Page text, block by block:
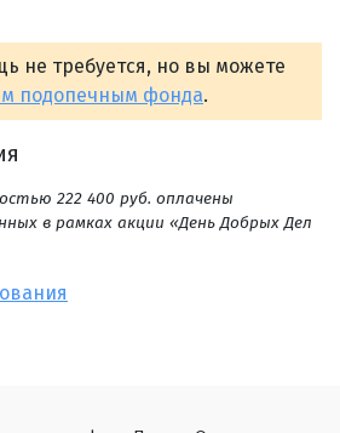
не требуется, но вы можете
подопечным фонда.
222 400 руб. оплачены
в рамках акции «День Добрых Дел